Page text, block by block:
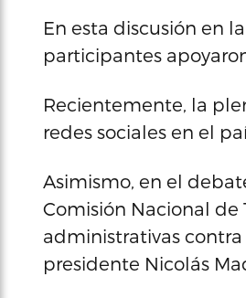
En esta discusión en
participantes
Recientemente, la
redes sociales en el
Asimismo, en el
Comisión Nacional de
administrativas
presidente Nicolás